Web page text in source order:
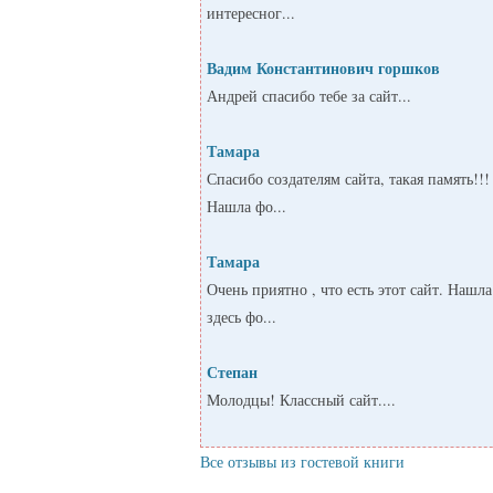
интересног...
Вадим Константинович горшков
Андрей спасибо тебе за сайт...
Тамара
Спасибо создателям сайта, такая память!!!
Нашла фо...
Тамара
Очень приятно , что есть этот сайт. Нашла
здесь фо...
Степан
Молодцы! Классный сайт....
Все отзывы из гостевой книги